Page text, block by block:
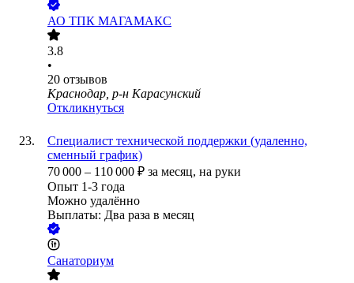
АО ТПК МАГАМАКС
3.8
•
20 отзывов
Краснодар, р-н Карасунский
Откликнуться
Специалист технической поддержки (удаленно,
сменный график)
70 000 – 110 000 ₽ за месяц, на руки
Опыт 1-3 года
Можно удалённо
Выплаты: Два раза в месяц
Санаториум